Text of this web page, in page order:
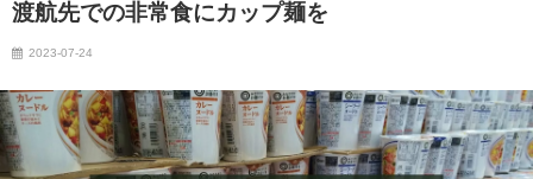
渡航先での非常食にカップ麺を
2023-07-24